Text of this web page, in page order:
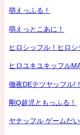
萌えっふる！
萌えっとこあに！
ヒロシッフル！ヒロ
ヒロユキユキッフル
徹夜DEテツヤッフル!
剛Q超児ともっふる！
ヤナッフル ゲームだ